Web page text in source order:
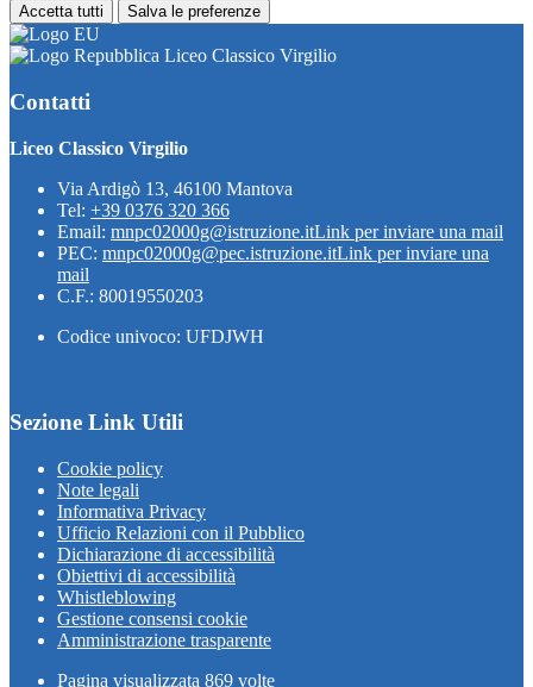
Accetta tutti Salva le preferenze
Liceo Classico Virgilio
Contatti
Liceo Classico Virgilio
Via Ardigò 13, 46100 Mantova
Tel: +39 0376 320 366
Email: mnpc02000g@istruzione.itLink per inviare una mail
PEC: mnpc02000g@pec.istruzione.itLink per inviare una
mail
C.F.: 80019550203
Codice univoco: UFDJWH
Sezione Link Utili
Cookie policy
Note legali
Informativa Privacy
Ufficio Relazioni con il Pubblico
Dichiarazione di accessibilità
Obiettivi di accessibilità
Whistleblowing
Gestione consensi cookie
Amministrazione trasparente
Pagina visualizzata 869 volte